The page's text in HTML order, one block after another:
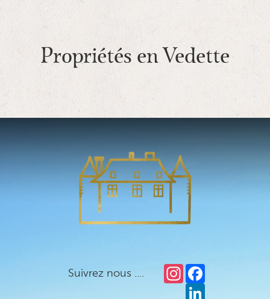
Propriétés en Vedette
Suivrez nous .... Facebook
Instagram
LinkedIn